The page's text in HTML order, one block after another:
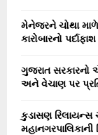
મેનેજરને ચોથા
કારોબારનો પર્દાફાશ
ગુજરાત સરકારનો
અને વેચાણ પર
કુડાસણ રિલાયન્સ